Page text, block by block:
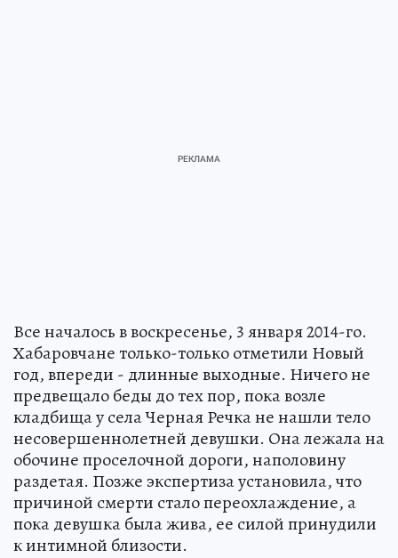
Все началось в воскресенье, 3 января 2014-го.
Хабаровчане только-только отметили Новый
год, впереди - длинные выходные. Ничего не
предвещало беды до тех пор, пока возле
кладбища у села Черная Речка не нашли тело
несовершеннолетней девушки. Она лежала на
обочине проселочной дороги, наполовину
раздетая. Позже экспертиза установила, что
причиной смерти стало переохлаждение, а
пока девушка была жива, ее силой принудили
к интимной близости.